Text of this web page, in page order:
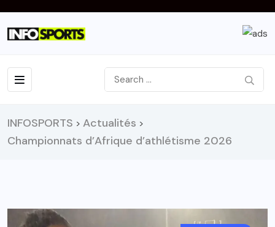
INFOSPORTS > Actualités >
Championnats d’Afrique d’athlétisme 2026